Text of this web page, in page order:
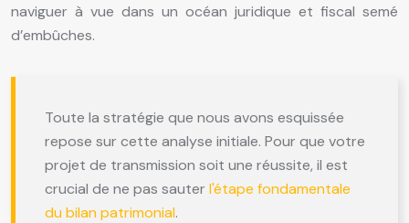
naviguer à vue dans un océan juridique et fiscal semé
d’embûches.
Toute la stratégie que nous avons esquissée
repose sur cette analyse initiale. Pour que votre
projet de transmission soit une réussite, il est
crucial de ne pas sauter l'étape fondamentale
du bilan patrimonial.